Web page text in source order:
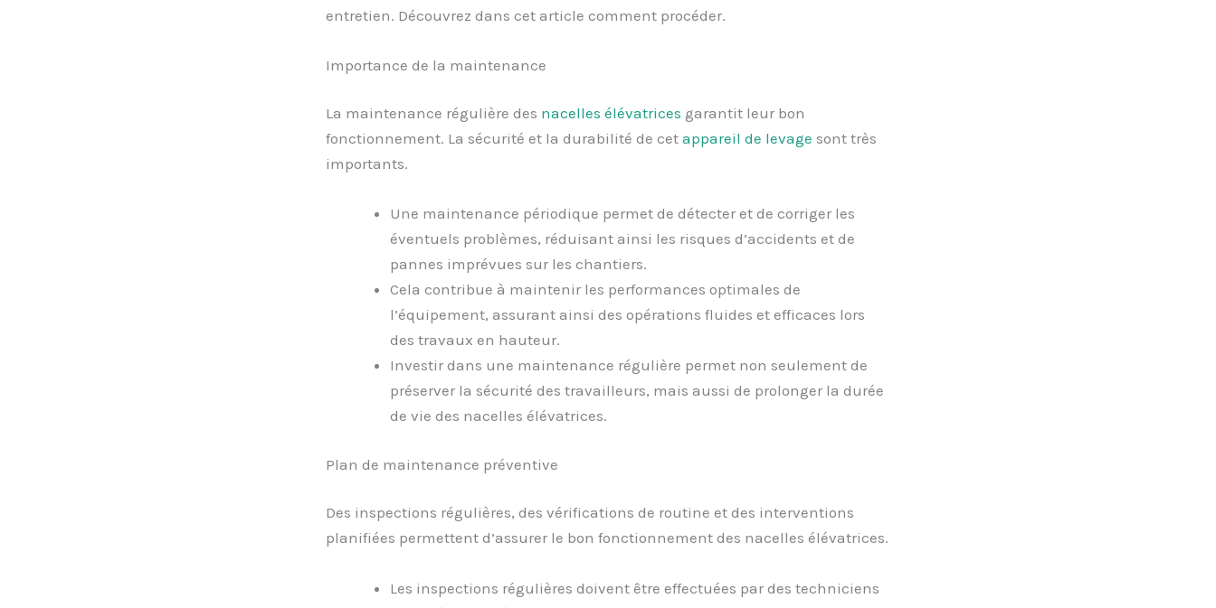
entretien. Découvrez dans cet article comment procéder.
Importance de la maintenance
La maintenance régulière des nacelles élévatrices garantit leur bon
fonctionnement. La sécurité et la durabilité de cet appareil de levage sont très
importants.
Une maintenance périodique permet de détecter et de corriger les
éventuels problèmes, réduisant ainsi les risques d’accidents et de
pannes imprévues sur les chantiers.
Cela contribue à maintenir les performances optimales de
l’équipement, assurant ainsi des opérations fluides et efficaces lors
des travaux en hauteur.
Investir dans une maintenance régulière permet non seulement de
préserver la sécurité des travailleurs, mais aussi de prolonger la durée
de vie des nacelles élévatrices.
Plan de maintenance préventive
Des inspections régulières, des vérifications de routine et des interventions
planifiées permettent d’assurer le bon fonctionnement des nacelles élévatrices.
Les inspections régulières doivent être effectuées par des techniciens